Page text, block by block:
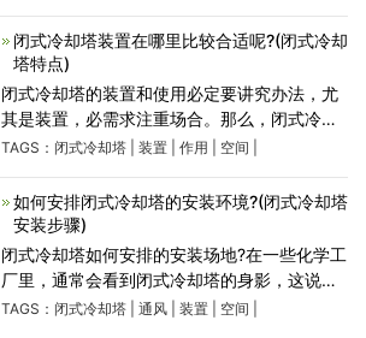
检查工作和清洁工
闭式冷却塔装置在哪里比较合适呢?(闭式冷却
塔特点)
闭式冷却塔的装置和使用必定要讲究办法，尤
其是装置，必需求注重场合。那么，闭式冷却
塔装置在哪里比较合适呢?今天小编就为大家介
时，咱们必定要注
TAGS： 闭式冷却塔| 装置| 作用 空间
如何安排闭式冷却塔的安装环境?(闭式冷却塔
安装步骤)
闭式冷却塔如何安排的安装场地?在一些化学工
厂里，通常会看到闭式冷却塔的身影，这说明
闭式冷却塔的使用场合越来越多。当然了，闭
TAGS： 闭式冷却塔| 通风| 装置| 空间